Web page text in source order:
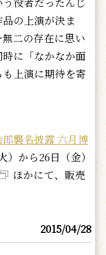
の上演が決ま
二の存在に思い
に「なかなか面
上演に期待を寄
郎襲名披露 六月博
）から26日（金）
ほかにて、販売
2015/04/28